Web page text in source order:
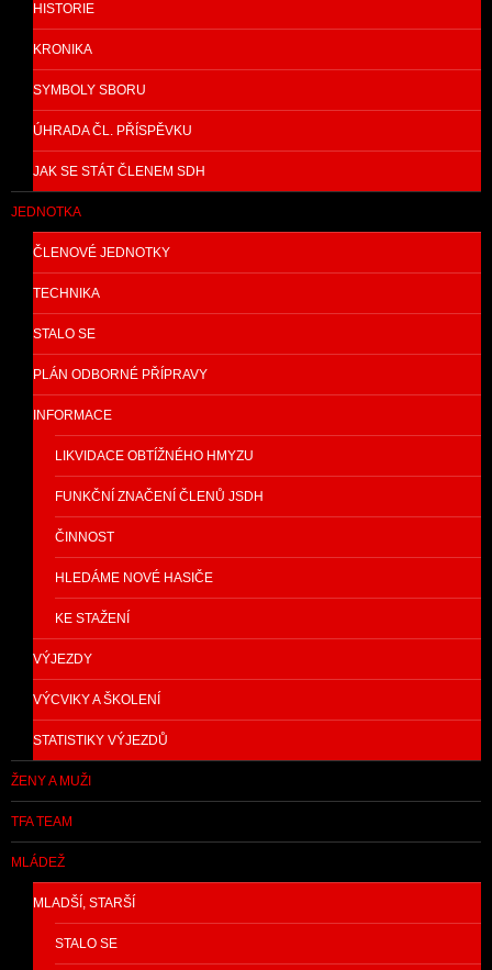
HISTORIE
KRONIKA
SYMBOLY SBORU
ÚHRADA ČL. PŘÍSPĚVKU
JAK SE STÁT ČLENEM SDH
JEDNOTKA
ČLENOVÉ JEDNOTKY
TECHNIKA
STALO SE
PLÁN ODBORNÉ PŘÍPRAVY
INFORMACE
LIKVIDACE OBTÍŽNÉHO HMYZU
FUNKČNÍ ZNAČENÍ ČLENŮ JSDH
ČINNOST
HLEDÁME NOVÉ HASIČE
KE STAŽENÍ
VÝJEZDY
VÝCVIKY A ŠKOLENÍ
STATISTIKY VÝJEZDŮ
ŽENY A MUŽI
TFA TEAM
MLÁDEŽ
MLADŠÍ, STARŠÍ
STALO SE